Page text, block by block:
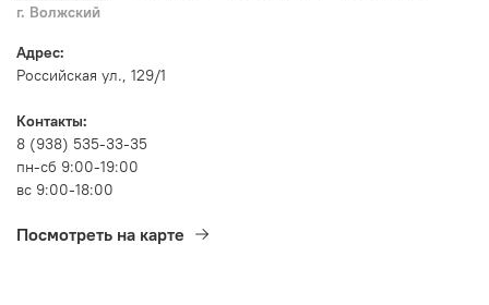
г. Волжский
Адрес:
Российская ул., 129/1
Контакты:
8 (938) 535-33-35
пн-сб 9:00-19:00
вс 9:00-18:00
Посмотреть на карте